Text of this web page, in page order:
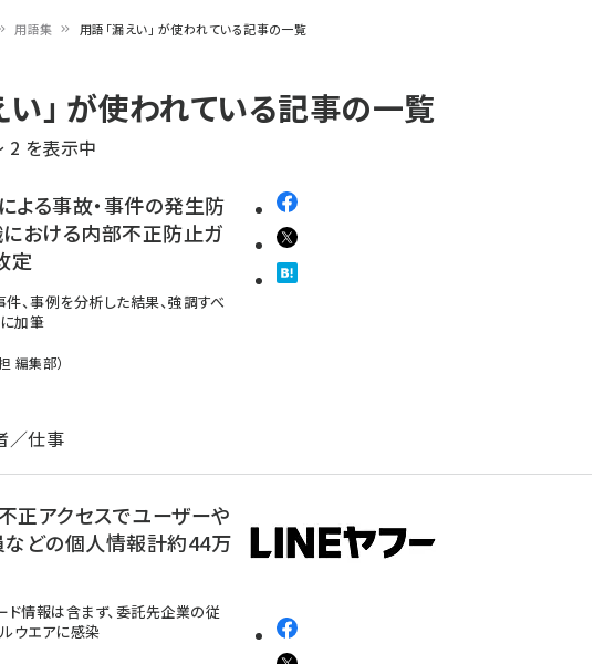
用語集 用語「漏えい」 が使われている記事の一覧
い」 が使われている記事の一覧
2 を表示中
よる事故・事件の発生防
における内部不正防止ガ
定
、事例を分析した結果、強調すべ
加筆
編集部）
／仕事
正アクセスでユーザーや
などの個人情報計約44万
ド情報は含まず、委託先企業の従
ウエアに感染